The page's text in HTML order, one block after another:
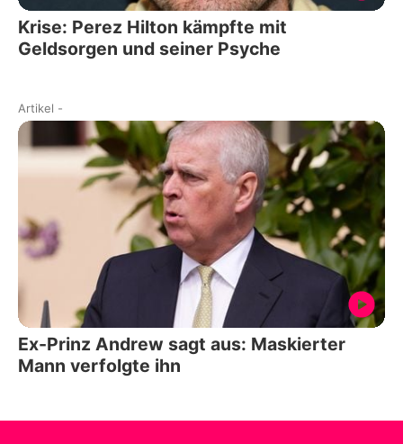
Krise: Perez Hilton kämpfte mit
Geldsorgen und seiner Psyche
Artikel -
Ex-Prinz Andrew sagt aus: Maskierter
Mann verfolgte ihn